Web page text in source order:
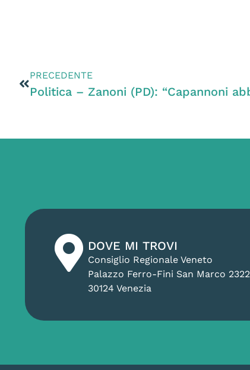
PRECEDENTE
DOVE MI TROVI
Consiglio Regionale Veneto
Palazzo Ferro-Fini San Marco 2322
30124 Venezia